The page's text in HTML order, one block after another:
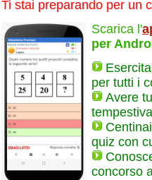
Ti stai preparando per un
Scarica l'
per
per tutti i
Avere
quiz con
concorso